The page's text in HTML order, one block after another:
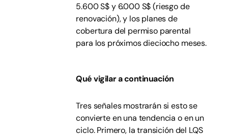
5.600 S$ y 6.000 S$ (riesgo de
renovación), y los planes de
cobertura del permiso parental
para los próximos dieciocho meses.
Qué vigilar a continuación
Tres señales mostrarán si esto se
convierte en una tendencia o en un
ciclo. Primero, la transición del LQS